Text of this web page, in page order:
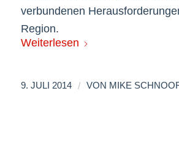
verbundenen
Region.
Weiterlesen
9. JULI 2014 / VON MIKE